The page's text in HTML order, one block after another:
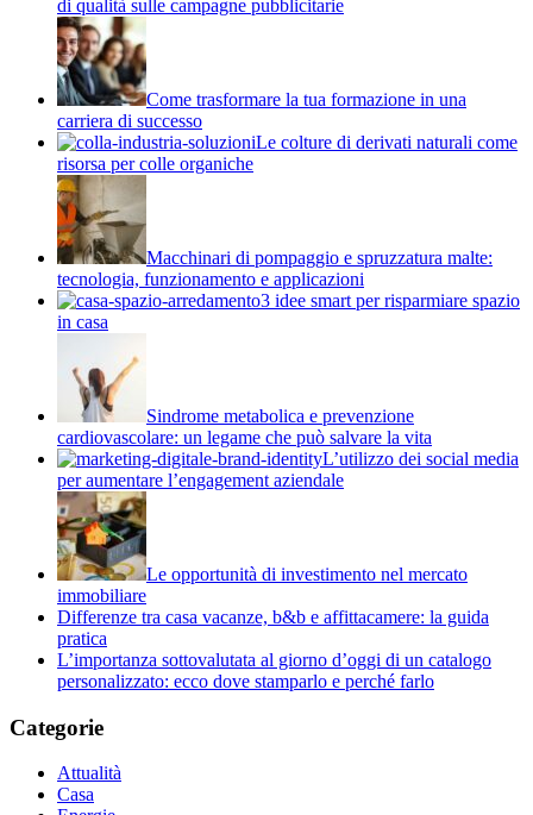
di qualità sulle campagne pubblicitarie
Come trasformare la tua formazione in una
carriera di successo
Le colture di derivati naturali come
risorsa per colle organiche
Macchinari di pompaggio e spruzzatura malte:
tecnologia, funzionamento e applicazioni
3 idee smart per risparmiare spazio
in casa
Sindrome metabolica e prevenzione
cardiovascolare: un legame che può salvare la vita
L’utilizzo dei social media
per aumentare l’engagement aziendale
Le opportunità di investimento nel mercato
immobiliare
Differenze tra casa vacanze, b&b e affittacamere: la guida
pratica
L’importanza sottovalutata al giorno d’oggi di un catalogo
personalizzato: ecco dove stamparlo e perché farlo
Categorie
Attualità
Casa